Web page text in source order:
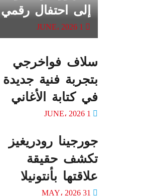
إلى احتفال رقمي
سلاف فواخرجي
بتجربة فنية جديدة
في كتابة الأغاني
جورجينا رودريغيز
تكشف حقيقة
علاقتها بأنتونيلا